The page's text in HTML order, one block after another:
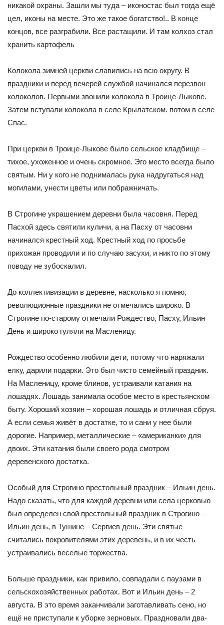
никакой охраны. Зашли мы туда – иконостас был тогда ещё
цел, иконы на месте. Это же такое богатство!.. В конце
концов, все разграбили. Все растащили. И там колхоз стал
хранить картофель
Колокола зимней церкви славились на всю округу. В
праздники и перед вечерей службой начинался перезвон
колоколов. Первыми звонили колокола в Троице-Лыкове.
Затем вступали колокола в селе Крылатском. потом в селе
Спас.
При церкви в Троице-Лыкове было сельское кладбище –
тихое, ухоженное и очень скромное. Эго место всегда было
святым. Ни у кого не поднималась рука надругаться над
могилами, унести цветы или пображничать.
В Строгине украшением деревни была часовня. Перед
Пасхой здесь святили куличи, а на Пасху от часовни
начинался крестный ход. Крестный ход по просьбе
прихожан проводили и по случаю засухи, и никто по этому
поводу не зубоскалил.
До коллективизации в деревне, насколько я помню,
революционные праздники не отмечались широко. В
Строгине по-старому отмечали Рождество, Пасху, Ильин
День и широко гуляли на Масленицу.
Рождество особенно любили дети, потому что наряжали
елку, дарили подарки. Это был чисто семейный праздник.
На Масленицу, кроме блинов, устраивали катания на
лошадях. Лошадь занимала особое место в крестьянском
быту. Хороший хозяин – хорошая лошадь и отличная сбруя.
А если семья живёт в достатке, то и сани у нее были
дорогие. Например, металлические – «американки» для
двоих. Эти катания были своего рода смотром
деревенского достатка.
Особый для Строгино престольный праздник – Ильин день.
Надо сказать, что для каждой деревни или села церковью
был определен свой престольный праздник в Строгино –
Ильин день, в Тушине – Сергиев день. Эти святые
считались покровителями этих деревень, и в их честь
устраивались веселые торжества.
Больше праздники, как привило, совпадали с паузами в
сельскохозяйственных работах. Вот и Ильин день – 2
августа. В это время заканчивали заготавливать сено, но
ещё не приступали к уборке зерновых. Праздновали два-